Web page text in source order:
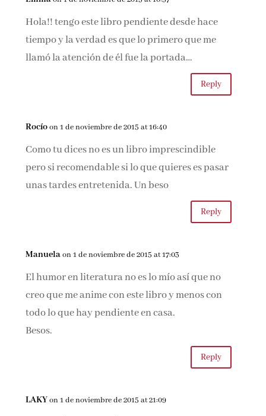
Hola!! tengo este libro pendiente desde hace
tiempo y la verdad es que lo primero que me
llamó la atención de él fue la portada…
Reply
Rocíoon 1 de noviembre de 2015 at 16:40
Como tu dices no es un libro imprescindible
pero si recomendable si lo que quieres es pasar
unas tardes entretenida. Un beso
Reply
Manuelaon 1 de noviembre de 2015 at 17:03
El humor en literatura no es lo mío así que no
creo que me anime con este libro y menos con
todo lo que hay pendiente en casa.
Besos.
Reply
LAKYon 1 de noviembre de 2015 at 21:09